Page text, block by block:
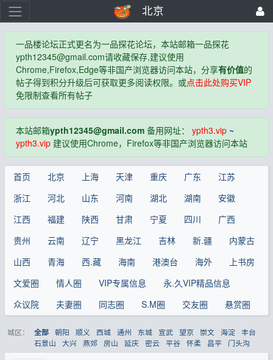
北京
一品楼论坛正式更名为一品探花论坛，本站邮箱一品探花
ypth12345@gmail.com请收藏保存,建议使用
Chrome,Firefox,Edge等非国产浏览器访问本站，分享有价值的
帖子得到积分升级后可获取更多阅读权限。或点击此处购买VIP
免限制查看所有帖子
本站邮箱ypth12345@gmail.com备用网址： ypth3.vip~
ypth3.vip建议使用Chrome，Firefox等非国产浏览器访问本站
首页 北京 上海 天津 重庆 广东
江苏
浙江
河北 山东 河南 湖北 湖南
安徽
江西
福建 陕西 甘肃 宁夏 四川
广西
贵州
云南 辽宁 黑龙江 吉林 新.疆
内蒙古
山西
青海 西.藏 海南 港澳台 海外
上书房
文爱圈
情人圈 VIP专属信息
永.久VIP精品信息
众议院
夫妻圈 同志圈 S.M圈 交友圈 悬赏圈
城区： 全部 朝阳 顺义 西城 通州 东城 宣武 望京 崇文 海淀 丰台
石景山
大兴 燕郊 房山 延庆 密云 平谷 怀柔 昌平 门头沟